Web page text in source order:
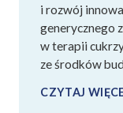
i rozwój
generycznego
w terapii
ze środków
CZYTAJ